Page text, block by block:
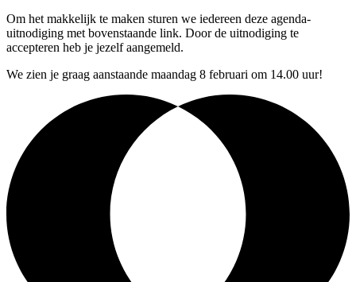
Om het makkelijk te maken sturen we iedereen deze agenda-
uitnodiging met bovenstaande link. Door de uitnodiging te
accepteren heb je jezelf aangemeld.
We zien je graag aanstaande maandag 8 februari om 14.00 uur!